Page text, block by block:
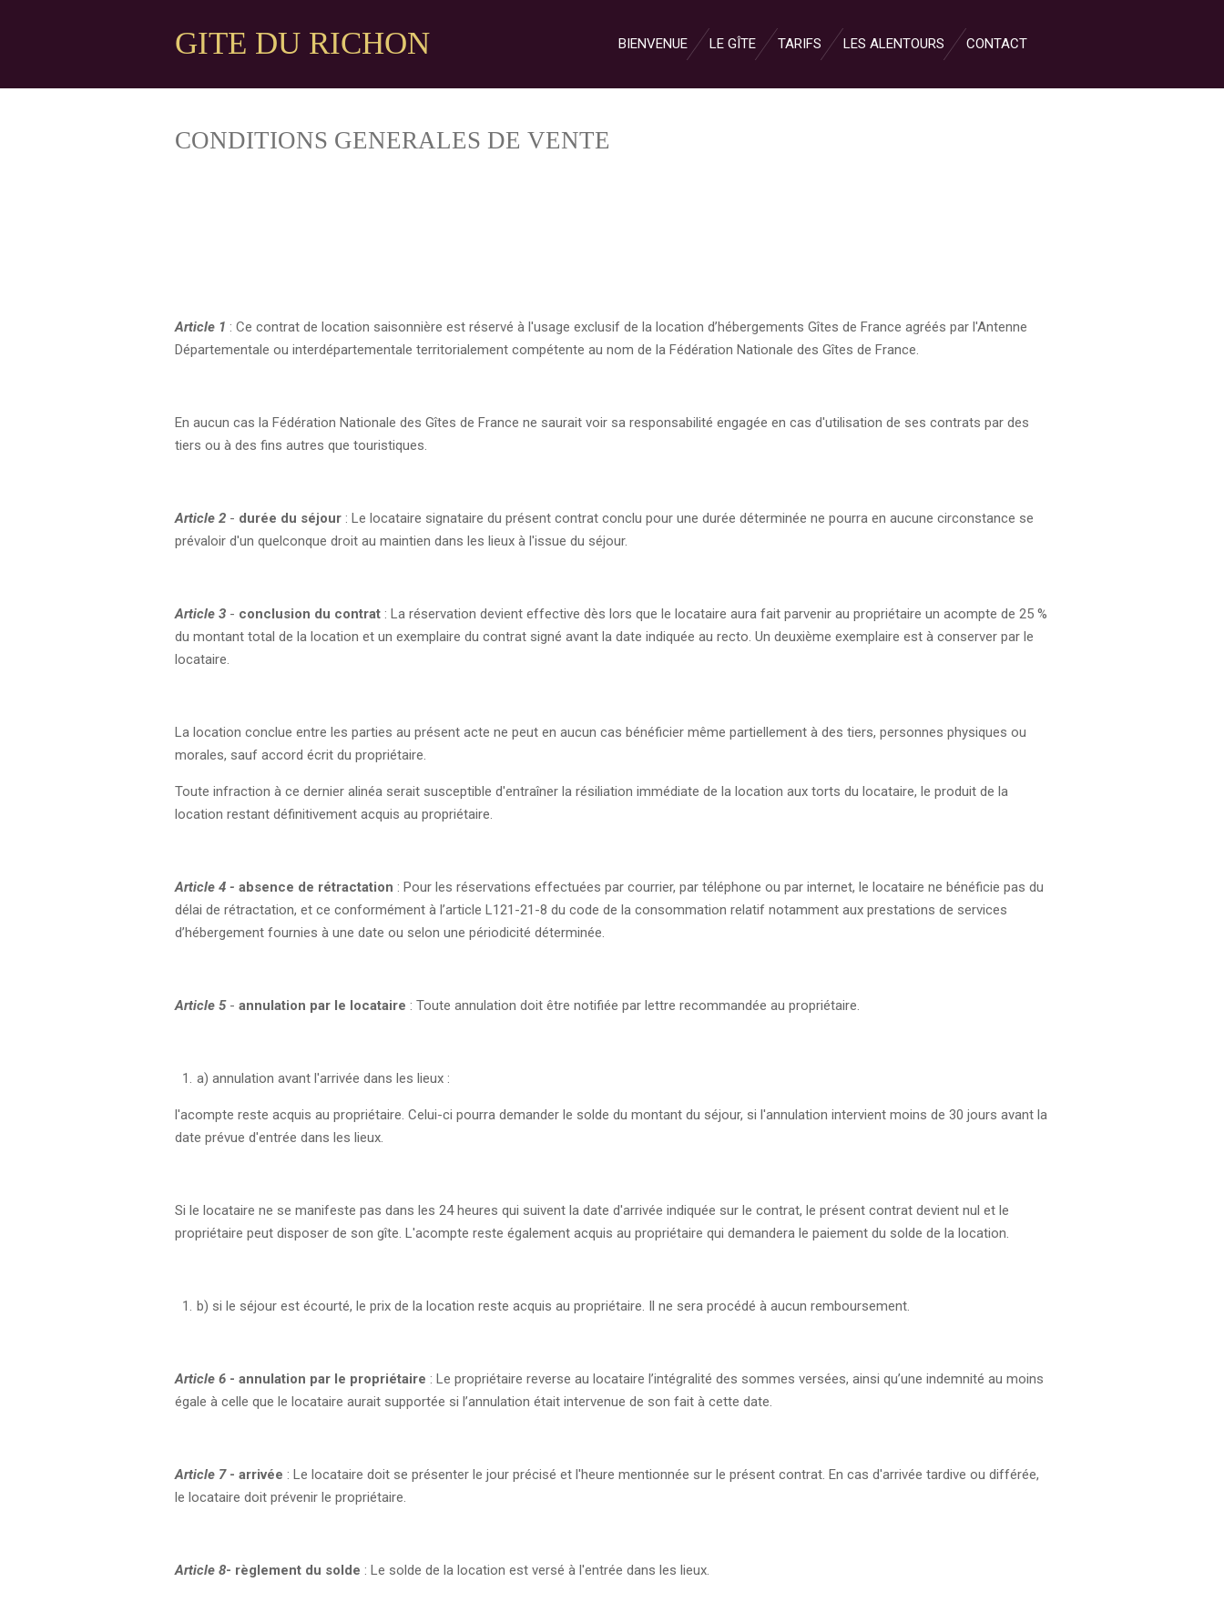
principal
GITE DU RICHON BIENVENUE LE GÎTE TARIFS LES ALENTOURS CONTACT
CONDITIONS GENERALES DE VENTE
Article 1 : Ce contrat de location saisonnière est réservé à l'usage exclusif de la location d’hébergements Gîtes de France agréés par l'Antenne
Départementale ou interdépartementale territorialement compétente au nom de la Fédération Nationale des Gîtes de France.
En aucun cas la Fédération Nationale des Gîtes de France ne saurait voir sa responsabilité engagée en cas d'utilisation de ses contrats par des
tiers ou à des fins autres que touristiques.
Article 2 - durée du séjour : Le locataire signataire du présent contrat conclu pour une durée déterminée ne pourra en aucune circonstance se
prévaloir d'un quelconque droit au maintien dans les lieux à l'issue du séjour.
Article 3 - conclusion du contrat : La réservation devient effective dès lors que le locataire aura fait parvenir au propriétaire un acompte de 25 %
du montant total de la location et un exemplaire du contrat signé avant la date indiquée au recto. Un deuxième exemplaire est à conserver par le
locataire.
La location conclue entre les parties au présent acte ne peut en aucun cas bénéficier même partiellement à des tiers, personnes physiques ou
morales, sauf accord écrit du propriétaire.
Toute infraction à ce dernier alinéa serait susceptible d'entraîner la résiliation immédiate de la location aux torts du locataire, le produit de la
location restant définitivement acquis au propriétaire.
Article 4 - absence de rétractation : Pour les réservations effectuées par courrier, par téléphone ou par internet, le locataire ne bénéficie pas du
délai de rétractation, et ce conformément à l’article L121-21-8 du code de la consommation relatif notamment aux prestations de services
d’hébergement fournies à une date ou selon une périodicité déterminée.
Article 5 - annulation par le locataire : Toute annulation doit être notifiée par lettre recommandée au propriétaire.
a) annulation avant l'arrivée dans les lieux :
l'acompte reste acquis au propriétaire. Celui-ci pourra demander le solde du montant du séjour, si l'annulation intervient moins de 30 jours avant la
date prévue d'entrée dans les lieux.
Si le locataire ne se manifeste pas dans les 24 heures qui suivent la date d'arrivée indiquée sur le contrat, le présent contrat devient nul et le
propriétaire peut disposer de son gîte. L'acompte reste également acquis au propriétaire qui demandera le paiement du solde de la location.
b) si le séjour est écourté, le prix de la location reste acquis au propriétaire. Il ne sera procédé à aucun remboursement.
Article 6 - annulation par le propriétaire : Le propriétaire reverse au locataire l’intégralité des sommes versées, ainsi qu’une indemnité au moins
égale à celle que le locataire aurait supportée si l’annulation était intervenue de son fait à cette date.
Article 7- arrivée : Le locataire doit se présenter le jour précisé et l'heure mentionnée sur le présent contrat. En cas d'arrivée tardive ou différée,
le locataire doit prévenir le propriétaire.
Article 8- règlement du solde : Le solde de la location est versé à l'entrée dans les lieux.